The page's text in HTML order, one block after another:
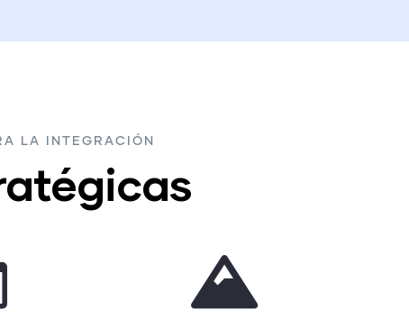
LA INTEGRACIÓN